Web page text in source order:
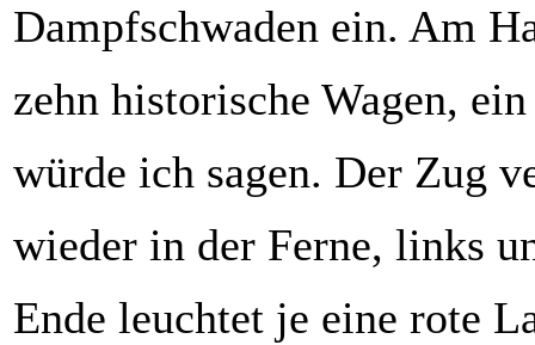
Dampfschwaden ein. Am
zehn historische Wagen,
würde ich sagen. Der Zug
wieder in der Ferne, links
Ende leuchtet je eine rote